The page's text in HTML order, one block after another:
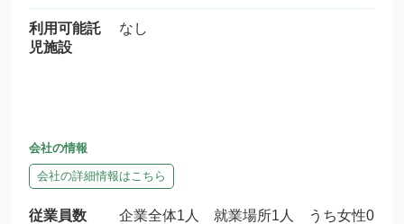
利用可能託
児施設
なし
会社の情報
会社の詳細情報はこちら
従業員数
企業全体1人 就業場所1人 うち女性0